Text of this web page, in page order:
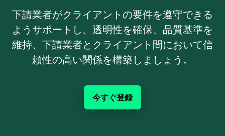
下請業者がクライアントの要件を遵守できる
ようサポートし、透明性を確保、品質基準を
維持、下請業者とクライアント間において信
頼性の高い関係を構築しましょう。
今すぐ登録